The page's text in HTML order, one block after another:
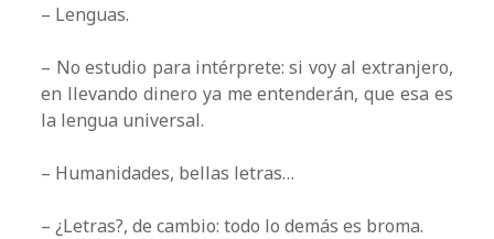
– Lenguas.
– No estudio para intérprete: si voy al extranjero,
en llevando dinero ya me entenderán, que esa es
la lengua universal.
– Humanidades, bellas letras…
– ¿Letras?, de cambio: todo lo demás es broma.